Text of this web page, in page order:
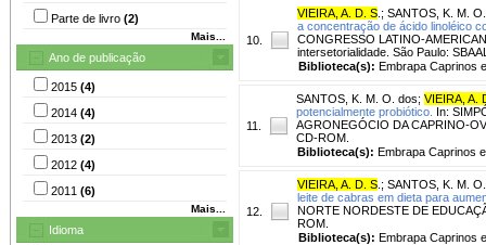
Parte de livro (2)
Mais...
Ano de publicação
2015 (4)
2014 (4)
2013 (2)
2012 (4)
2011 (6)
Mais...
Idioma
10.
VIEIRA, A. D. S ; SANTOS, K. M.
a concentração de ácido linoléico
CONGRESSO LATINO-
intersetorialidade. São Paulo:
Biblioteca(s): Embrapa Caprinos
11.
SANTOS, K. M. O. dos; VIEIRA, A.
potencialmente probiótico. In:
AGRONEGÓCIO DA CAPRINO-
CD-ROM.
Biblioteca(s): Embrapa Caprinos
12.
VIEIRA, A. D. S ; SANTOS, K. M.
leite de cabras em dieta para
NORTE NORDESTE DE
ROM.
Biblioteca(s): Embrapa Caprinos